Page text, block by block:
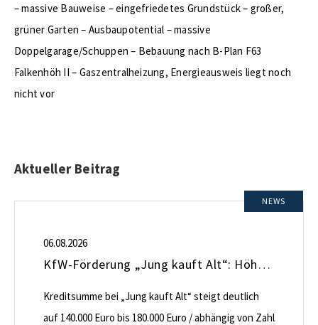
– massive Bauweise – eingefriedetes Grundstück – großer,
grüner Garten – Ausbaupotential – massive
Doppelgarage/Schuppen – Bebauung nach B-Plan F63
Falkenhöh II – Gaszentralheizung, Energieausweis liegt noch
nicht vor
Aktueller Beitrag
NEWS
06.08.2026
KfW-Förderung „Jung kauft Alt“: Höhere Kredite ab August 2026
Kreditsumme bei „Jung kauft Alt“ steigt deutlich
auf 140.000 Euro bis 180.000 Euro / abhängig von Zahl